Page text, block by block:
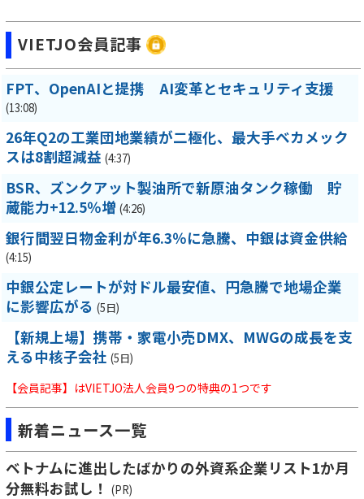
VIETJO会員記事
FPT、OpenAIと提携 AI変革とセキュリティ支援
(13:08)
26年Q2の工業団地業績が二極化、最大手ベカメック
スは8割超減益 (4:37)
BSR、ズンクアット製油所で新原油タンク稼働 貯
蔵能力+12.5％増 (4:26)
銀行間翌日物金利が年6.3％に急騰、中銀は資金供給
(4:15)
中銀公定レートが対ドル最安値、円急騰で地場企業
に影響広がる (5日)
【新規上場】携帯・家電小売DMX、MWGの成長を支
える中核子会社 (5日)
【会員記事】はVIETJO法人会員9つの特典の1つです
新着ニュース一覧
ベトナムに進出したばかりの外資系企業リスト1か月
分無料お試し！
(PR)